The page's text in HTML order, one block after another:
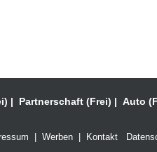
| Partnerschaft (Frei) | Auto
Werben Kontakt